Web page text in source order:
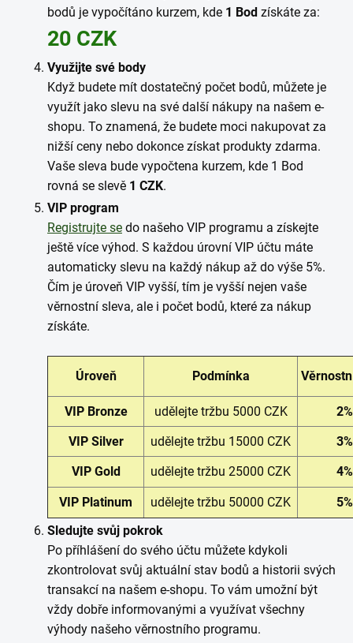
bodů je vypočítáno kurzem, kde 1 Bod získáte za:
20 CZK
Využijte své body
Když budete mít dostatečný počet bodů, můžete je
využít jako slevu na své další nákupy na našem e-
shopu. To znamená, že budete moci nakupovat za
nižší ceny nebo dokonce získat produkty zdarma.
Vaše sleva bude vypočtena kurzem, kde 1 Bod
rovná se slevě 1 CZK.
VIP program
Registrujte se do našeho VIP programu a získejte
ještě více výhod. S každou úrovní VIP účtu máte
automaticky slevu na každý nákup až do výše 5%.
Čím je úroveň VIP vyšší, tím je vyšší nejen vaše
věrnostní sleva, ale i počet bodů, které za nákup
získáte.
Úroveň Podmínka
VIP Bronze udělejte tržbu 5000 CZK
2%
VIP Silver
udělejte tržbu 15000 CZK
3%
VIP Gold
udělejte tržbu 25000 CZK 4%
VIP Platinum udělejte tržbu 50000 CZK
5%
Sledujte svůj pokrok
Po příhlášení do svého účtu můžete kdykoli
zkontrolovat svůj aktuální stav bodů a historii svých
transakcí na našem e-shopu. To vám umožní být
vždy dobře informovanými a využívat všechny
výhody našeho věrnostního programu.